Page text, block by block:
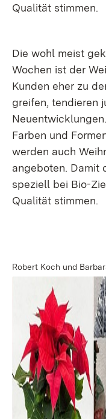
Qualität stimmen.
Die wohl meist
Wochen ist der
Kunden eher zu
greifen, tendieren
Farben und
werden auch
angeboten. Damit
speziell bei Bio-
Qualität stimmen.
Robert Koch und